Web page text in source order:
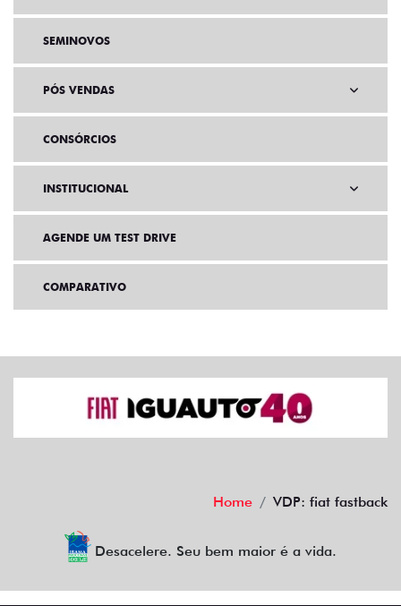
SEMINOVOS
PÓS VENDAS
CONSÓRCIOS
INSTITUCIONAL
AGENDE UM TEST DRIVE
COMPARATIVO
Home VDP: fiat fastback
Desacelere. Seu bem maior é a vida.